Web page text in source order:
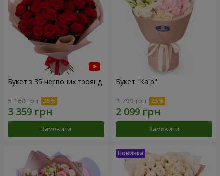
Букет з 35 червоних троянд
5 168 грн
Замовити
Букет "Каїр"
2 799 грн
Замовити